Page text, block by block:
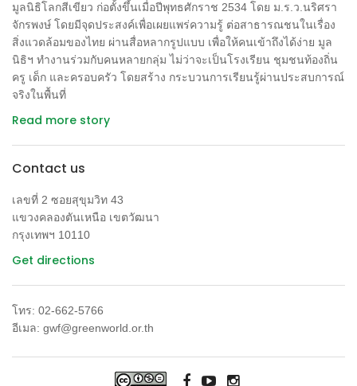
มูลนิธิโลกสีเขียว ก่อตั้งขึ้นเมื่อปีพุทธศักราช 2534 โดย ม.ร.ว.นริศรา
จักรพงษ์ โดยมีจุดประสงค์เพื่อเผยแพร่ความรู้ ต่อสาธารณชนในเรื่อง
สิ่งแวดล้อมของไทย ผ่านสื่อหลากรูปแบบ เพื่อให้คนเข้าถึงได้ง่าย มูล
นิธิฯ ทำงานร่วมกับคนหลายกลุ่ม ไม่ว่าจะเป็นโรงเรียน ชุมชนท้องถิ่น
ครู เด็ก และครอบครัว โดยสร้าง กระบวนการเรียนรู้ผ่านประสบการณ์
จริงในพื้นที่
Read more story
Contact us
เลขที่ 2 ซอยสุขุมวิท 43
แขวงคลองตันเหนือ เขตวัฒนา
กรุงเทพฯ 10110
Get directions
โทร: 02-662-5766
อีเมล: gwf@greenworld.or.th